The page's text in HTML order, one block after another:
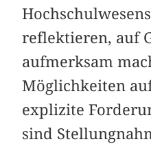
reflektieren, auf
aufmerksam
Möglichkeiten
explizite
sind